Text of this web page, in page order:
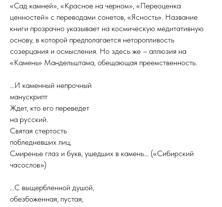
«Сад камней», «Красное на черном», «Переоценка
ценностей» с переводами сонетов, «Ясность». Название
книги прозрачно указывает на космическую медитативную
основу, в которой предполагается неторопливость
созерцания и осмысления. Но здесь же – аллюзия на
«Камень» Мандельштама, обещающая преемственность.
…И каменный непрочный
манускрипт
Ждет, кто его переведет
на русский.
Святая стертость
побледневших лиц,
Смиренье глаз и букв, ушедших в камень… («Сибирский
часослов»)
…С выщербленной душой,
обезбоженная, пустая,